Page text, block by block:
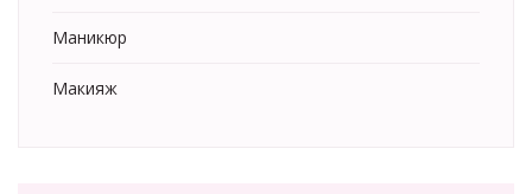
Маникюр
Макияж